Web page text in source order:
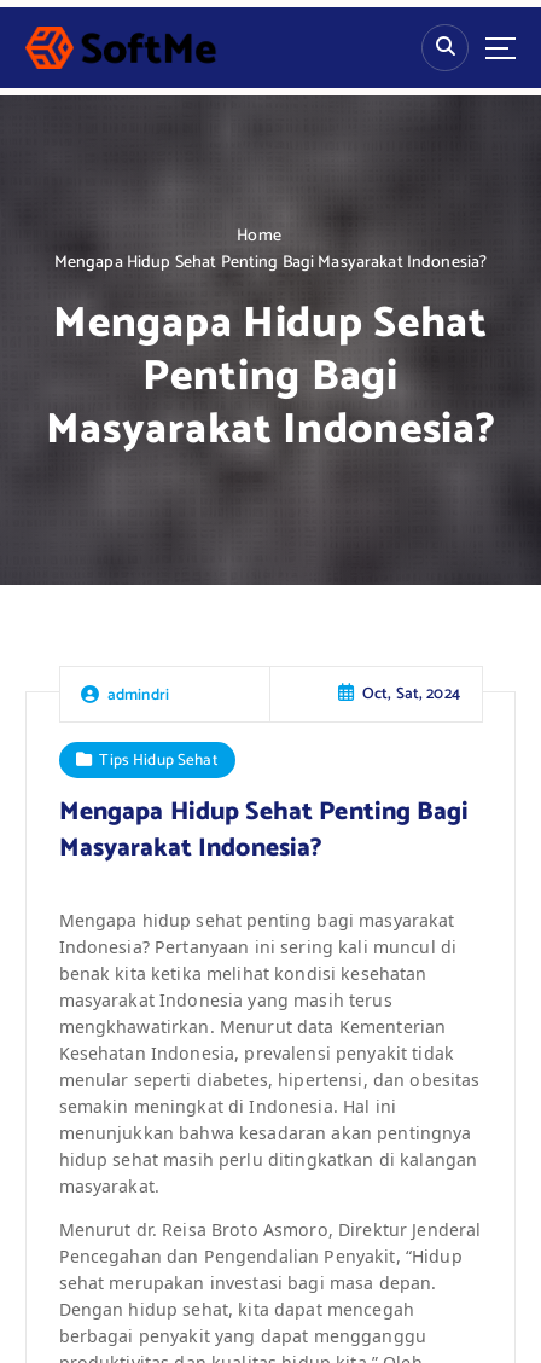
S
p
Home
Mengapa Hidup Sehat Penting Bagi Masyarakat Indonesia?
Mengapa Hidup Sehat
Penting Bagi
Masyarakat Indonesia?
admindri Oct, Sat, 2024
Tips Hidup Sehat
Mengapa Hidup Sehat Penting Bagi
Masyarakat Indonesia?
Mengapa hidup sehat penting bagi masyarakat
Indonesia? Pertanyaan ini sering kali muncul di
benak kita ketika melihat kondisi kesehatan
masyarakat Indonesia yang masih terus
mengkhawatirkan. Menurut data Kementerian
Kesehatan Indonesia, prevalensi penyakit tidak
menular seperti diabetes, hipertensi, dan obesitas
semakin meningkat di Indonesia. Hal ini
menunjukkan bahwa kesadaran akan pentingnya
hidup sehat masih perlu ditingkatkan di kalangan
masyarakat.
Menurut dr. Reisa Broto Asmoro, Direktur Jenderal
Pencegahan dan Pengendalian Penyakit, “Hidup
sehat merupakan investasi bagi masa depan.
Dengan hidup sehat, kita dapat mencegah
berbagai penyakit yang dapat mengganggu